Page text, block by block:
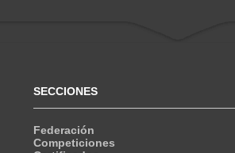
SECCIONES
Federación
Competiciones